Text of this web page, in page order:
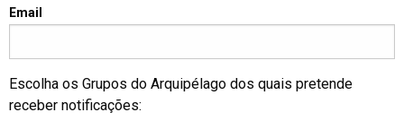
Email
Escolha os Grupos do Arquipélago dos quais pretende
receber notificações: